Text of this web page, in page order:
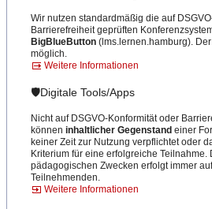
Wir nutzen standardmäßig die auf
Barrierefreiheit geprüften
BigBlueButton (lms.lernen.hamburg).
möglich.
Weitere Informationen
🛡️Digitale Tools/Apps
Nicht auf DSGVO-Konformität oder
können inhaltlicher Gegenstand einer
keiner Zeit zur Nutzung verpflichtet oder
Kriterium für eine erfolgreiche Teilnahme.
pädagogischen Zwecken erfolgt immer
Teilnehmenden.
Weitere Informationen